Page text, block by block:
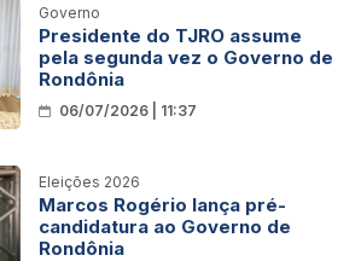
Governo
Presidente do TJRO assume
pela segunda vez o Governo de
Rondônia
06/07/2026 | 11:37
Eleições 2026
Marcos Rogério lança pré-
candidatura ao Governo de
Rondônia